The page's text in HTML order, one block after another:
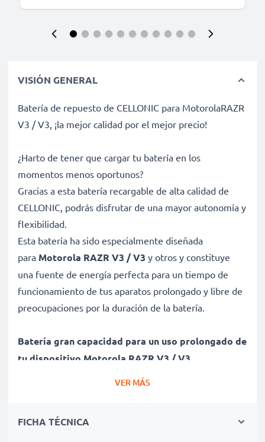
VISIÓN GENERAL
Batería de repuesto de CELLONIC para MotorolaRAZR
V3 / V3, ¡la mejor calidad por el mejor precio!
¿Harto de tener que cargar tu batería en los
momentos menos oportunos?
Gracias a esta batería recargable de alta calidad de
CELLONIC, podrás disfrutar de una mayor autonomía y
flexibilidad.
Esta batería ha sido especialmente diseñada
para Motorola RAZR V3 / V3 y otros y constituye
una fuente de energía perfecta para un tiempo de
funcionamiento de tus aparatos prolongado y libre de
preocupaciones por la duración de la batería.
Batería gran capacidad para un uso prolongado de
tu dispositivo Motorola RAZR V3 / V3
✔ Batería recargable con gran capacidad 710mAh y
incluso después de un uso prolongado - Tecnología de
VER MÁS
FICHA TÉCNICA